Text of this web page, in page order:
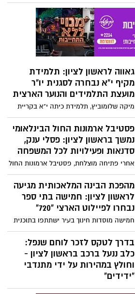
הרשמה מראש
שחייני ושחייניות ראשון סילס סיימו את
אליפות ישראל לגילאי 8–11 עם שלל מדליות
והישגים מרשימים. במועדון מסכמים בסיפוק
את התחרות ומכוונים כבר לאתגר הבא –
אליפות ישראל לנוער
גאווה לראשון לציון: תלמידת
מקיף י"א נבחרה לסגנית יו"ר
מועצת התלמידים והנוער הארצית
מיקה שלומוביץ, תלמידת כיתה י"א בקריית
החינוך "ראשונים" ע"ש אילן רמון, נבחרה
לתפקיד הבכיר במזכירות הארצית של מועצת
התלמידים והנוער. לצדה נבחרו שני תלמידים
נוספים ממחוז מרכז לתפקידי מפתח
פסטיבל ארמונות החול הבינלאומי
נמשך בראשון לציון: פסלי ענק,
סדנאות ופעילויות לכל המשפחה
אחרי פתיחה מוצלחת, פסטיבל ארמונות החול
בחוף ראשון לציון ממשיך גם בימים הקרובים
עם יצירות חול מרהיבות של אמנים
בינלאומיים, סדנאות פיסול, מתחמי יצירה
ופעילויות לילדים - והכל ללא תשלום
מהפכת הבינה המלאכותית מגיעה
לראשון לציון: חמישה בתי ספר
נבחרו לפיילוט הארצי "720"
חמישה מוסדות חינוך בעיר ישתתפו בתוכנית
החדשנית של משרד החינוך, שתשלב בינה
מלאכותית בלמידה ותאפשר התאמה אישית
לכל תלמיד ותלמידה, לצד כלים מתקדמים
עבור צוותי ההוראה
בדרך לטקס לזכר לוחם שנפל:
כלב ננעל ברכב בראשון לציון -
וחולץ במהירות על ידי מתנדבי
"ידידים"
המפתחות נפלו לתוך הרכב רגע לפני שהדלת